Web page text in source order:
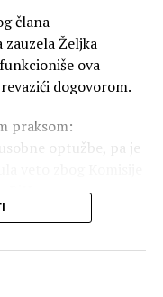
člana
Željka
ova
dogovorom.
praksom:
optužbe, pa je
BiH.
i Bećirović ne